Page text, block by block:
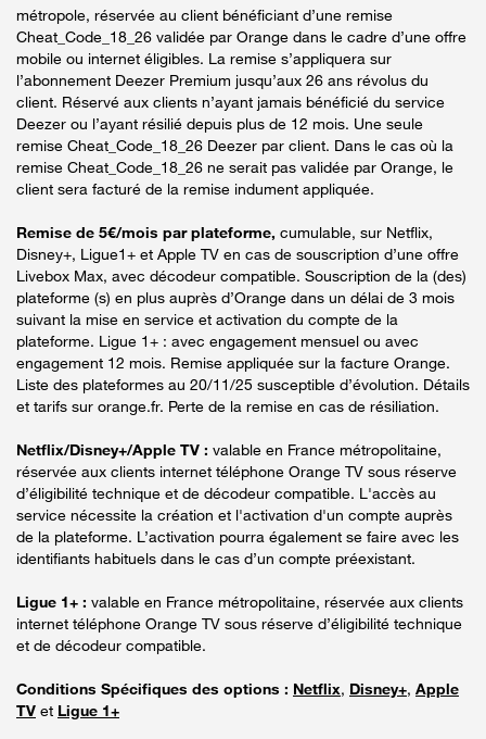
métropole, réservée au client bénéficiant d’une remise
Cheat_Code_18_26 validée par Orange dans le cadre d’une offre
mobile ou internet éligibles. La remise s’appliquera sur
l’abonnement Deezer Premium jusqu’aux 26 ans révolus du
client. Réservé aux clients n’ayant jamais bénéficié du service
Deezer ou l’ayant résilié depuis plus de 12 mois. Une seule
remise Cheat_Code_18_26 Deezer par client. Dans le cas où la
remise Cheat_Code_18_26 ne serait pas validée par Orange, le
client sera facturé de la remise indument appliquée.
Remise de 5€/mois par plateforme, cumulable, sur Netflix,
Disney+, Ligue1+ et Apple TV en cas de souscription d’une offre
Livebox Max, avec décodeur compatible. Souscription de la (des)
plateforme (s) en plus auprès d’Orange dans un délai de 3 mois
suivant la mise en service et activation du compte de la
plateforme. Ligue 1+ : avec engagement mensuel ou avec
engagement 12 mois. Remise appliquée sur la facture Orange.
Liste des plateformes au 20/11/25 susceptible d’évolution. Détails
et tarifs sur orange.fr. Perte de la remise en cas de résiliation.
Netflix/Disney+/Apple TV : valable en France métropolitaine,
réservée aux clients internet téléphone Orange TV sous réserve
d’éligibilité technique et de décodeur compatible. L'accès au
service nécessite la création et l'activation d'un compte auprès
de la plateforme. L’activation pourra également se faire avec les
identifiants habituels dans le cas d’un compte préexistant.
Ligue 1+ : valable en France métropolitaine, réservée aux clients
internet téléphone Orange TV sous réserve d’éligibilité technique
et de décodeur compatible.
Conditions Spécifiques des options : Netflix, Disney+, Apple
TV et Ligue 1+